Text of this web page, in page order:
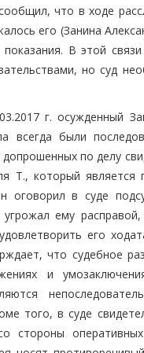
что в ходе
его (Занина
В этой
но суд
г. осужденный
всегда были
по делу
Т., который
оговорил в суде
ему
его
что судебное
и
того, в суде
стороны